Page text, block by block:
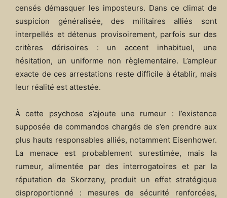
censés démasquer les imposteurs. Dans ce climat de
suspicion généralisée, des militaires alliés sont
interpellés et détenus provisoirement, parfois sur des
critères dérisoires : un accent inhabituel, une
hésitation, un uniforme non règlementaire. L’ampleur
exacte de ces arrestations reste difficile à établir, mais
leur réalité est attestée.
À cette psychose s’ajoute une rumeur : l’existence
supposée de commandos chargés de s’en prendre aux
plus hauts responsables alliés, notamment Eisenhower.
La menace est probablement surestimée, mais la
rumeur, alimentée par des interrogatoires et par la
réputation de Skorzeny, produit un effet stratégique
disproportionné : mesures de sécurité renforcées,